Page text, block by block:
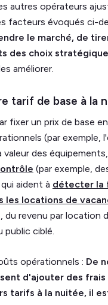
autres opérateurs
facteurs évoqués ci-
le marché, de
des choix
améliorer.
tarif de base à la
fixer un prix de base
(par exemple,
valeur des
(par exemple,
aident à détecter la
les locations de
du revenu par location
public ciblé.
opérationnels : De
d'ajouter des
tarifs à la nuitée, il